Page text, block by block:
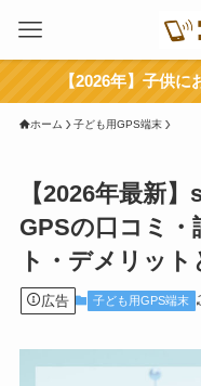
【2026年】子供
ホーム 子ども用GPS端末
【2026年最新
GPSの口コミ・
ト・デメリッ
広告 子ども用GPS端末